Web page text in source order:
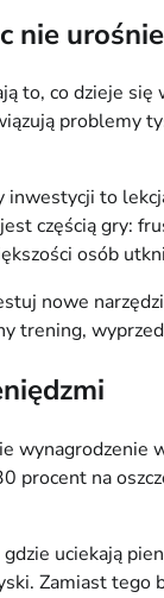
nie urośnie
co dzieje
problemy
inwestycji to
częścią gry:
osób
nowe
trening,
na
uciekają
Zamiast